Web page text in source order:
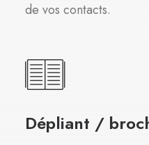
de vos contacts.
Dépliant /